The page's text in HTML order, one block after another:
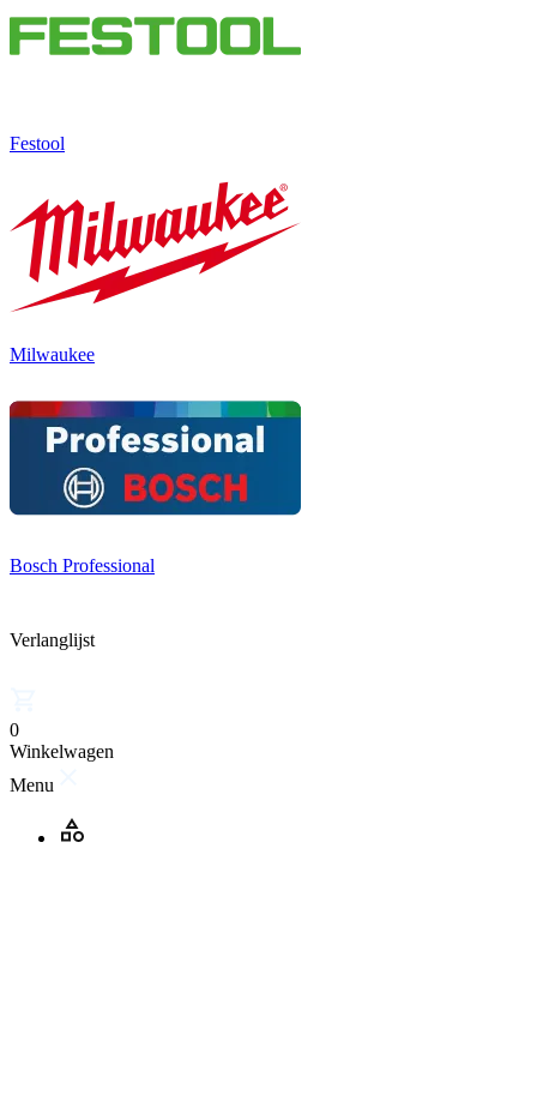
Festool
Milwaukee
Bosch Professional
Verlanglijst
0
Winkelwagen
Menu